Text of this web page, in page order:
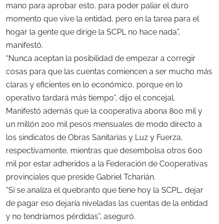
mano para aprobar esto, para poder paliar el duro
momento que vive la entidad, pero en la tarea para el
hogar la gente que dirige la SCPL no hace nada”,
manifestó.
“Nunca aceptan la posibilidad de empezar a corregir
cosas para que las cuentas comiencen a ser mucho más
claras y eficientes en lo económico, porque en lo
operativo tardará más tiempo”, dijo el concejal.
Manifestó además que la cooperativa abona 800 mil y
un millón 200 mil pesos mensuales de modo directo a
los sindicatos de Obras Sanitarias y Luz y Fuerza,
respectivamente, mientras que desembolsa otros 600
mil por estar adheridos a la Federación de Cooperativas
provinciales que preside Gabriel Tcharián.
“Si se analiza el quebranto que tiene hoy la SCPL, dejar
de pagar eso dejaría niveladas las cuentas de la entidad
y no tendríamos pérdidas”, aseguró.